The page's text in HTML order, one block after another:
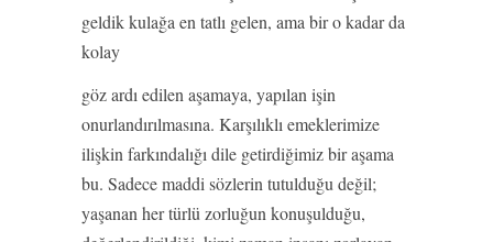
geldik kulağa en tatlı gelen, ama bir o kadar da
kolay
göz ardı edilen aşamaya, yapılan işin
onurlandırılmasına. Karşılıklı emeklerimize
ilişkin farkındalığı dile getirdiğimiz bir aşama
bu. Sadece maddi sözlerin tutulduğu değil;
yaşanan her türlü zorluğun konuşulduğu,